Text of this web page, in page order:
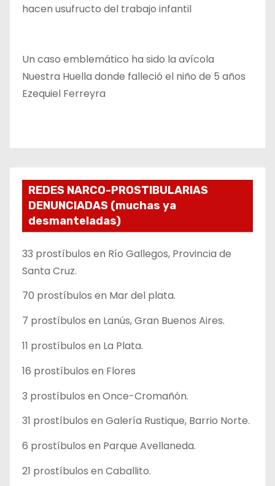
hacen usufructo del trabajo infantil
Un caso emblemático ha sido la avícola
Nuestra Huella donde falleció el niño de 5 años
Ezequiel Ferreyra
REDES NARCO-PROSTIBULARIAS
DENUNCIADAS (muchas ya
desmanteladas)
33 prostíbulos en Río Gallegos, Provincia de
Santa Cruz.
70 prostíbulos en Mar del plata.
7 prostíbulos en Lanús, Gran Buenos Aires.
11 prostíbulos en La Plata.
16 prostíbulos en Flores
3 prostíbulos en Once-Cromañón.
31 prostíbulos en Galería Rustique, Barrio Norte.
6 prostíbulos en Parque Avellaneda.
21 prostíbulos en Caballito.